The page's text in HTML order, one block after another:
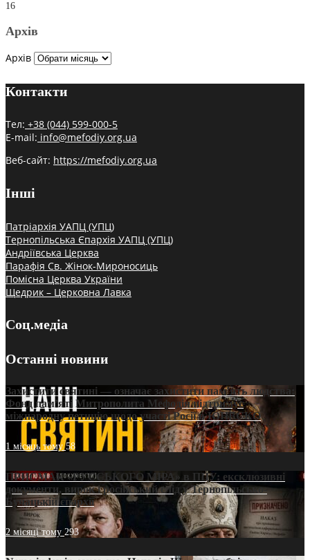
16
Архів
Архів
Контакти
Тел: +38 (044) 599-000-5
E-mail: info@mefodiy.org.ua
Веб-сайт: https://mefodiy.org.ua
Інші
Патріархія УАПЦ (УПЦ)
Тернопільська Єпархія УАПЦ (УПЦ)
Андріївська Церква
Парафія Св. Жінок-Мироносиць
Помісна Церква України
Щедрик – Церковна Лавка
Соц.медіа
Останні новини
Захистити святині — означає захистити пам’ять людства:
Фонд пам’яті Митрополита Мефодія підтримує
міжнародну петицію щодо участі Росії в ЮНЕСКО
1 місяць тому58
ПРИСМАК «РУССЬКОГО МІРА» в ПЦУ: ексклюзивні
документи, вирок і російський слід у Тернопільсько-
Бучацькій єпархії
2 місяці тому 293